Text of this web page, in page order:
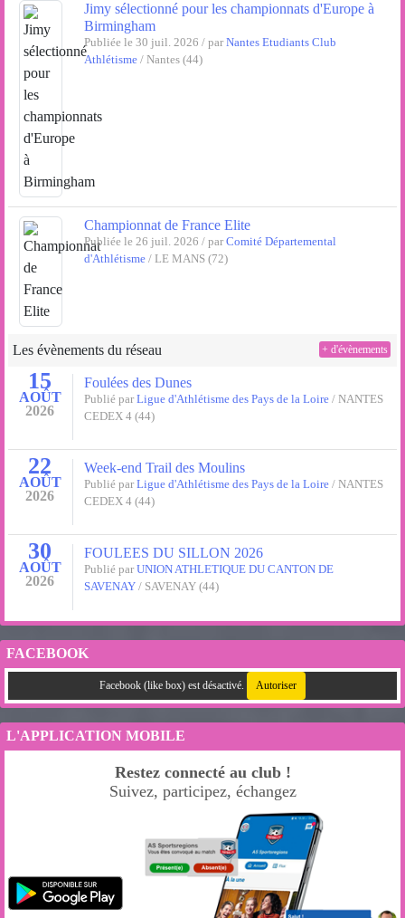
Jimy sélectionné pour les championnats d'Europe à
Birmingham
Publiée le 30 juil. 2026 / par Nantes Etudiants Club
Athlétisme/ Nantes (44)
Championnat de France Elite
Publiée le 26 juil. 2026 / par Comité Départemental
d'Athlétisme/ LE MANS (72)
Les évènements du réseau
15
AOÛT
2026
Foulées des Dunes
Publié par Ligue d'Athlétisme des Pays de la Loire/ NANTES
CEDEX 4 (44)
22
AOÛT
2026
Week-end Trail des Moulins
Publié par Ligue d'Athlétisme des Pays de la Loire/ NANTES
CEDEX 4 (44)
30
AOÛT
2026
FOULEES DU SILLON 2026
Publié par UNION ATHLETIQUE DU CANTON DE
SAVENAY/ SAVENAY (44)
+ d'évènements
FACEBOOK
Facebook (like box) est désactivé. Autoriser
L'APPLICATION MOBILE
Restez connecté au club !
Suivez, participez, échangez